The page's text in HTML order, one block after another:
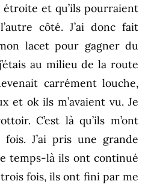
et qu’ils pourraient
côté. J’ai donc fait
lacet pour gagner du
au milieu de la route
carrément louche,
et ok ils m’avaient vu. Je
C’est là qu’ils m’ont
J’ai pris une grande
temps-là ils ont continué
fois, ils ont fini par me